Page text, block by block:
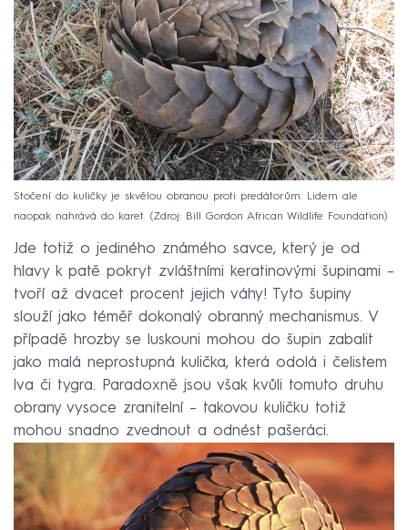
Stočení do kuličky je skvělou obranou proti predátorům. Lidem ale
naopak nahrává do karet.
Zdroj: Bill Gordon African Wildlife Foundation
Jde totiž o jediného známého savce, který je od
hlavy k patě pokryt zvláštními keratinovými šupinami –
tvoří až dvacet procent jejich váhy! Tyto šupiny
slouží jako téměř dokonalý obranný mechanismus. V
případě hrozby se luskouni mohou do šupin zabalit
jako malá neprostupná kulička, která odolá i čelistem
lva či tygra. Paradoxně jsou však kvůli tomuto druhu
obrany vysoce zranitelní – takovou kuličku totiž
mohou snadno zvednout a odnést pašeráci.